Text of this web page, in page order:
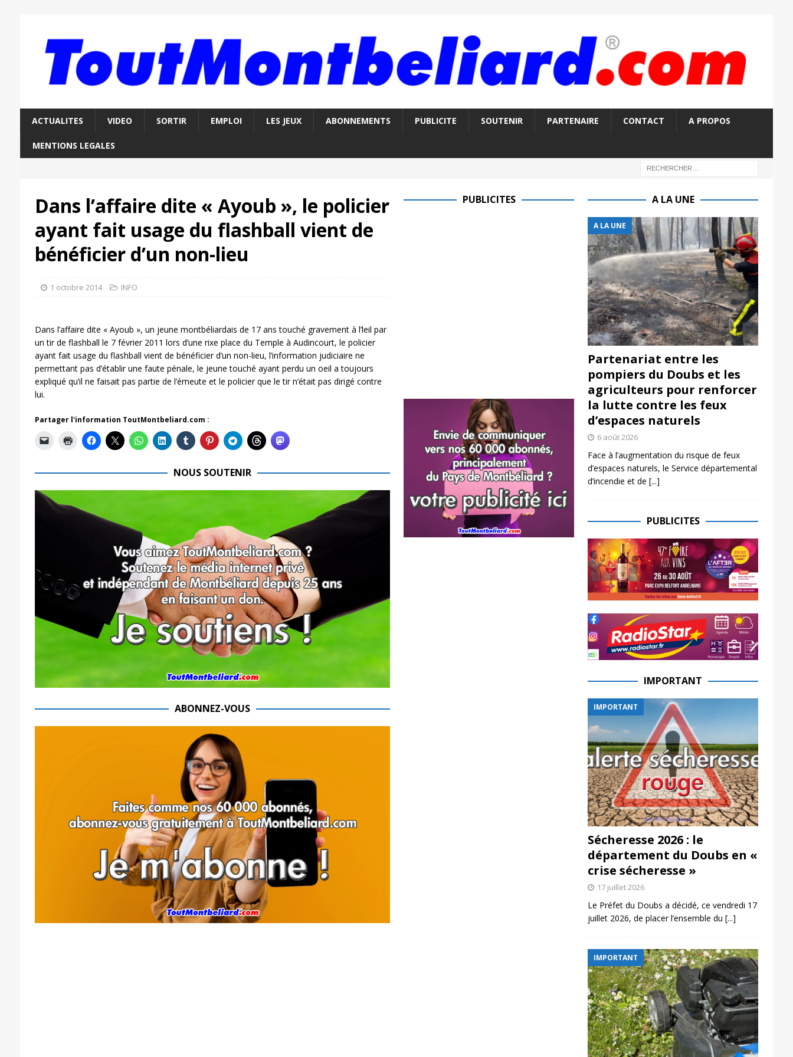
ACTUALITES VIDEO SORTIR EMPLOI LES JEUX ABONNEMENTS PUBLICITE SOUTENIR PARTENAIRE CONTACT A PROPOS
MENTIONS LEGALES
Dans l’affaire dite « Ayoub », le policier
ayant fait usage du flashball vient de
bénéficier d’un non-lieu
1 octobre 2014 INFO
Dans l’affaire dite « Ayoub », un jeune montbéliardais de 17 ans touché gravement à l’leil par
un tir de flashball le 7 février 2011 lors d’une rixe place du Temple à Audincourt, le policier
ayant fait usage du flashball vient de bénéficier d’un non-lieu, l’information judiciaire ne
permettant pas d’établir une faute pénale, le jeune touché ayant perdu un oeil a toujours
expliqué qu’il ne faisait pas partie de l’émeute et le policier que le tir n’était pas dirigé contre
lui.
Partager l'information ToutMontbeliard.com :
NOUS SOUTENIR
ABONNEZ-VOUS
PUBLICITES A LA UNE
A LA UNE
Partenariat entre les
pompiers du Doubs et les
agriculteurs pour renforcer
la lutte contre les feux
d’espaces naturels
6 août 2026
Face à l’augmentation du risque de feux
d’espaces naturels, le Service départemental
d’incendie et de [...]
PUBLICITES
IMPORTANT
IMPORTANT
Sécheresse 2026 : le
département du Doubs en «
crise sécheresse »
17 juillet 2026
Le Préfet du Doubs a décidé, ce vendredi 17
juillet 2026, de placer l’ensemble du [...]
IMPORTANT